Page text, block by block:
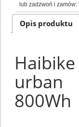
lub zadzwoń i zamów:
Opis produktu
800Wh